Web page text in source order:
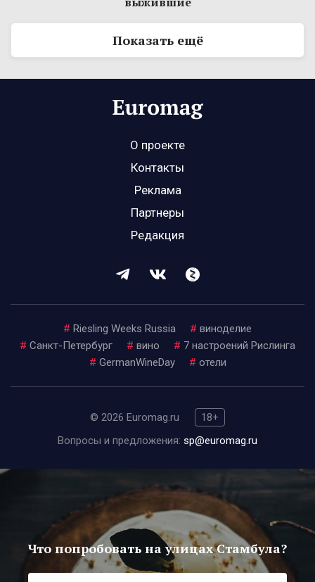
Показать ещё
О проекте
Контакты
Реклама
Партнеры
Редакция
# Riesling Weeks Russia # виноделие
# Санкт-Петербург # вино # 7 настроений Рислинга
# GermanWineDay # отели
© 2026 Euromag.ru
18+
Вопросы и предложения: sp@euromag.ru
Что попробовать на улицах Стамбула?